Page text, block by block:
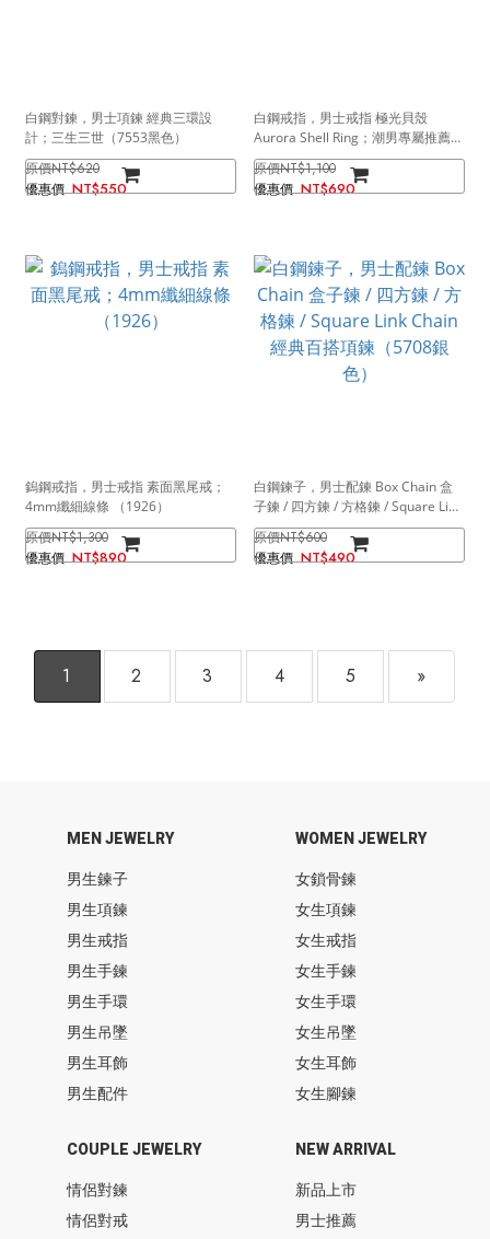
白鋼對鍊，男士項鍊 經典三環設
計；三生三世（7553黑色）
NT$620
NT$550
白鋼戒指，男士戒指 極光貝殼
Aurora Shell Ring；潮男專屬推薦
適合搭鍊子（5884）
NT$1,100
NT$690
鎢鋼戒指，男士戒指 素面黑尾戒；
4mm纖細線條 （1926）
NT$1,300
NT$890
白鋼鍊子，男士配鍊 Box Chain 盒
子鍊 / 四方鍊 / 方格鍊 / Square Link
Chain 經典百搭項鍊（5708銀色）
NT$600
NT$490
1 2 3 4 5 »
MEN JEWELRY
男生鍊子
男生項鍊
男生戒指
男生手鍊
男生手環
男生吊墜
男生耳飾
男生配件
WOMEN JEWELRY
女鎖骨鍊
女生項鍊
女生戒指
女生手鍊
女生手環
女生吊墜
女生耳飾
女生腳鍊
COUPLE JEWELRY
情侶對鍊
情侶對戒
NEW ARRIVAL
新品上市
男士推薦